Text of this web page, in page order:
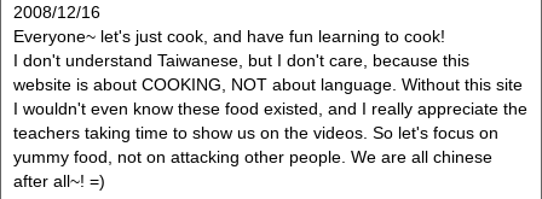
2008/12/16
Everyone~ let's just cook, and have fun learning to cook!
I don't understand Taiwanese, but I don't care, because this
website is about COOKING, NOT about language. Without this site
I wouldn't even know these food existed, and I really appreciate the
teachers taking time to show us on the videos. So let's focus on
yummy food, not on attacking other people. We are all chinese
after all~! =)